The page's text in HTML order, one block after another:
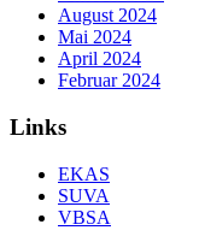
August 2024
Mai 2024
April 2024
Februar 2024
Links
EKAS
SUVA
VBSA